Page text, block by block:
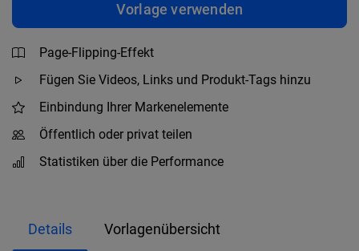
Vorlage verwenden
Page-Flipping-Effekt
Fügen Sie Videos, Links und Produkt-Tags hinzu
Einbindung Ihrer Markenelemente
Öffentlich oder privat teilen
Statistiken über die Performance
Details Vorlagenübersicht